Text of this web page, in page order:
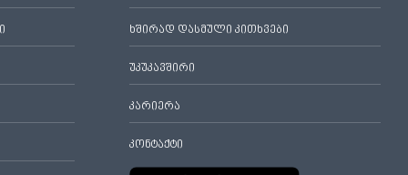
ხშირად დასმული კითხვები
უკუკავშირი
კარიერა
კონტაქტი